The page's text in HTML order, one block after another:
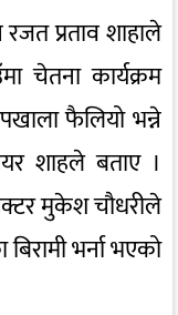
प्रताव शाहाले
चेतना कार्यक्रम
फैलियो भन्ने
शाहले बताए ।
मुकेश चौधरीले
भर्ना भएको